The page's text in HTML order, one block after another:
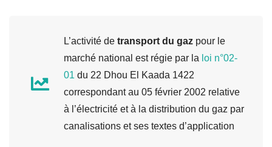
L’activité de transport du gaz pour le
marché national est régie par la loi n°02-
01 du 22 Dhou El Kaada 1422
correspondant au 05 février 2002 relative
à l’électricité et à la distribution du gaz par
canalisations et ses textes d’application